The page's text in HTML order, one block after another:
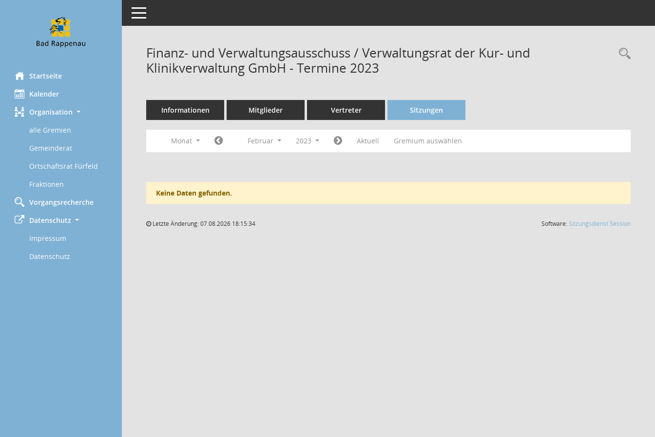
Startseite
Kalender
Organisation
alle Gremien
Gemeinderat
Ortschaftsrat Fürfeld
Fraktionen
Vorgangsrecherche
Datenschutz
Impressum
Datenschutz
Toggle navigation
Finanz- und Verwaltungsausschuss / Verwaltungsrat der Kur- und
Klinikverwaltung GmbH - Termine 2023
Informationen Mitglieder Vertreter Sitzungen
Monat Februar 2023 Aktuell Gremium auswählen
Keine Daten gefunden.
Letzte Änderung: 07.08.2026 18:15:34 Software: Sitzungsdienst Session(Wird in